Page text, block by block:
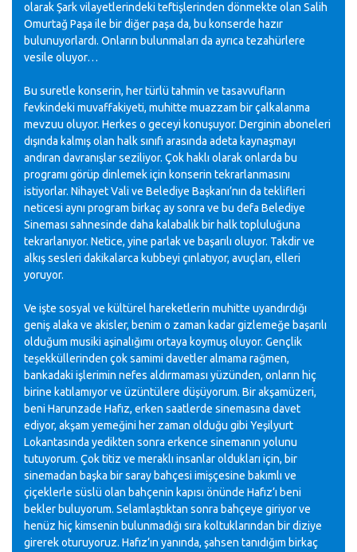
olarak Şark vilayetlerindeki teftişlerinden dönmekte olan Salih
Omurtağ Paşa ile bir diğer paşa da, bu konserde hazır
bulunuyorlardı. Onların bulunmaları da ayrıca tezahürlere
vesile oluyor…
Bu suretle konserin, her türlü tahmin ve tasavvufların
fevkindeki muvaffakiyeti, muhitte muazzam bir çalkalanma
mevzuu oluyor. Herkes o geceyi konuşuyor. Derginin aboneleri
dışında kalmış olan halk sınıfı arasında adeta kaynaşmayı
andıran davranışlar seziliyor. Çok haklı olarak onlarda bu
programı görüp dinlemek için konserin tekrarlanmasını
istiyorlar. Nihayet Vali ve Belediye Başkanı’nın da teklifleri
neticesi aynı program birkaç ay sonra ve bu defa Belediye
Sineması sahnesinde daha kalabalık bir halk topluluğuna
tekrarlanıyor. Netice, yine parlak ve başarılı oluyor. Takdir ve
alkış sesleri dakikalarca kubbeyi çınlatıyor, avuçları, elleri
yoruyor.
Ve işte sosyal ve kültürel hareketlerin muhitte uyandırdığı
geniş alaka ve akisler, benim o zaman kadar gizlemeğe başarılı
olduğum musiki aşinalığımı ortaya koymuş oluyor. Gençlik
teşekküllerinden çok samimi davetler almama rağmen,
bankadaki işlerimin nefes aldırmaması yüzünden, onların hiç
birine katılamıyor ve üzüntülere düşüyorum. Bir akşamüzeri,
beni Harunzade Hafız, erken saatlerde sinemasına davet
ediyor, akşam yemeğini her zaman olduğu gibi Yeşilyurt
Lokantasında yedikten sonra erkence sinemanın yolunu
tutuyorum. Çok titiz ve meraklı insanlar oldukları için, bir
sinemadan başka bir saray bahçesi imişçesine bakımlı ve
çiçeklerle süslü olan bahçenin kapısı önünde Hafız’ı beni
bekler buluyorum. Selamlaştıktan sonra bahçeye giriyor ve
henüz hiç kimsenin bulunmadığı sıra koltuklarından bir diziye
girerek oturuyoruz. Hafız’ın yanında, şahsen tanıdığım birkaç